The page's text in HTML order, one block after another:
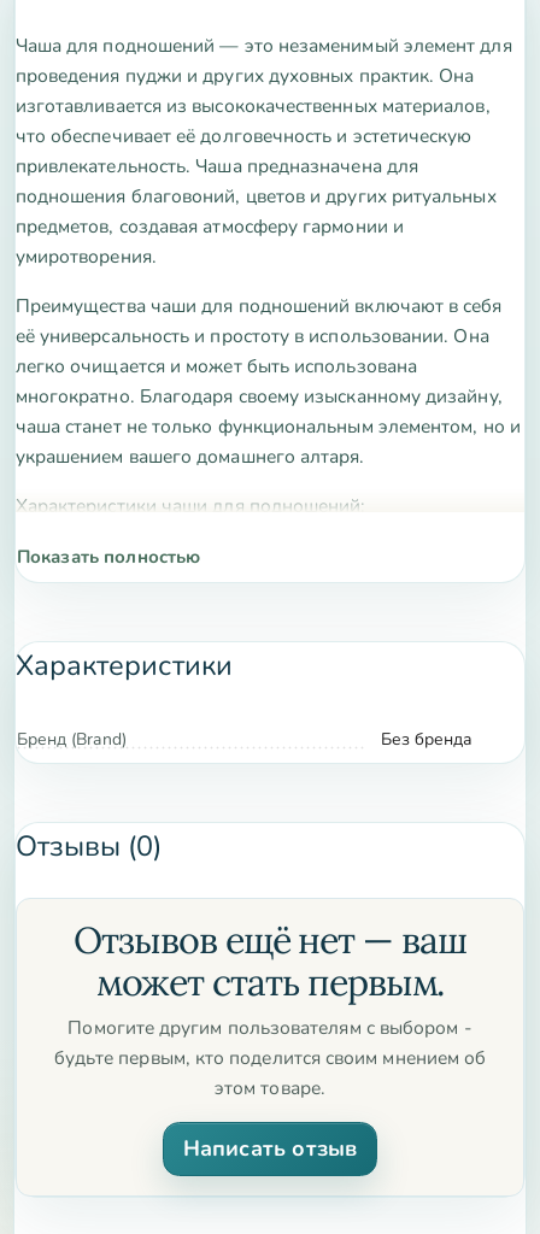
Чаша для подношений — это незаменимый элемент для
проведения пуджи и других духовных практик. Она
изготавливается из высококачественных материалов,
что обеспечивает её долговечность и эстетическую
привлекательность. Чаша предназначена для
подношения благовоний, цветов и других ритуальных
предметов, создавая атмосферу гармонии и
умиротворения.
Преимущества чаши для подношений включают в себя
её универсальность и простоту в использовании. Она
легко очищается и может быть использована
многократно. Благодаря своему изысканному дизайну,
чаша станет не только функциональным элементом, но и
украшением вашего домашнего алтаря.
Характеристики чаши для подношений:
Материал: латунь
Высота: 5 см
Цвет: золотистый
только практичный инструмент для проведения
ритуалов, но и возможность сделать ваш духовный опыт
более глубоким и осознанным. Закажите её прямо
сейчас и добавьте гармонию в ваше пространство.
Показать полностью
Характеристики
Бренд (Brand) Без бренда
Отзывы (0)
Отзывов ещё нет — ваш
может стать первым.
Помогите другим пользователям с выбором -
будьте первым, кто поделится своим мнением об
этом товаре.
Написать отзыв